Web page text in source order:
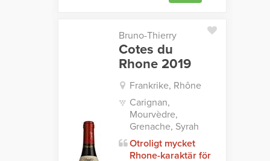
Bruno-Thierry
Cotes du
Rhone 2019
Frankrike, Rhône
Carignan,
Mourvèdre,
Grenache, Syrah
Otroligt mycket
Rhone-karaktär för